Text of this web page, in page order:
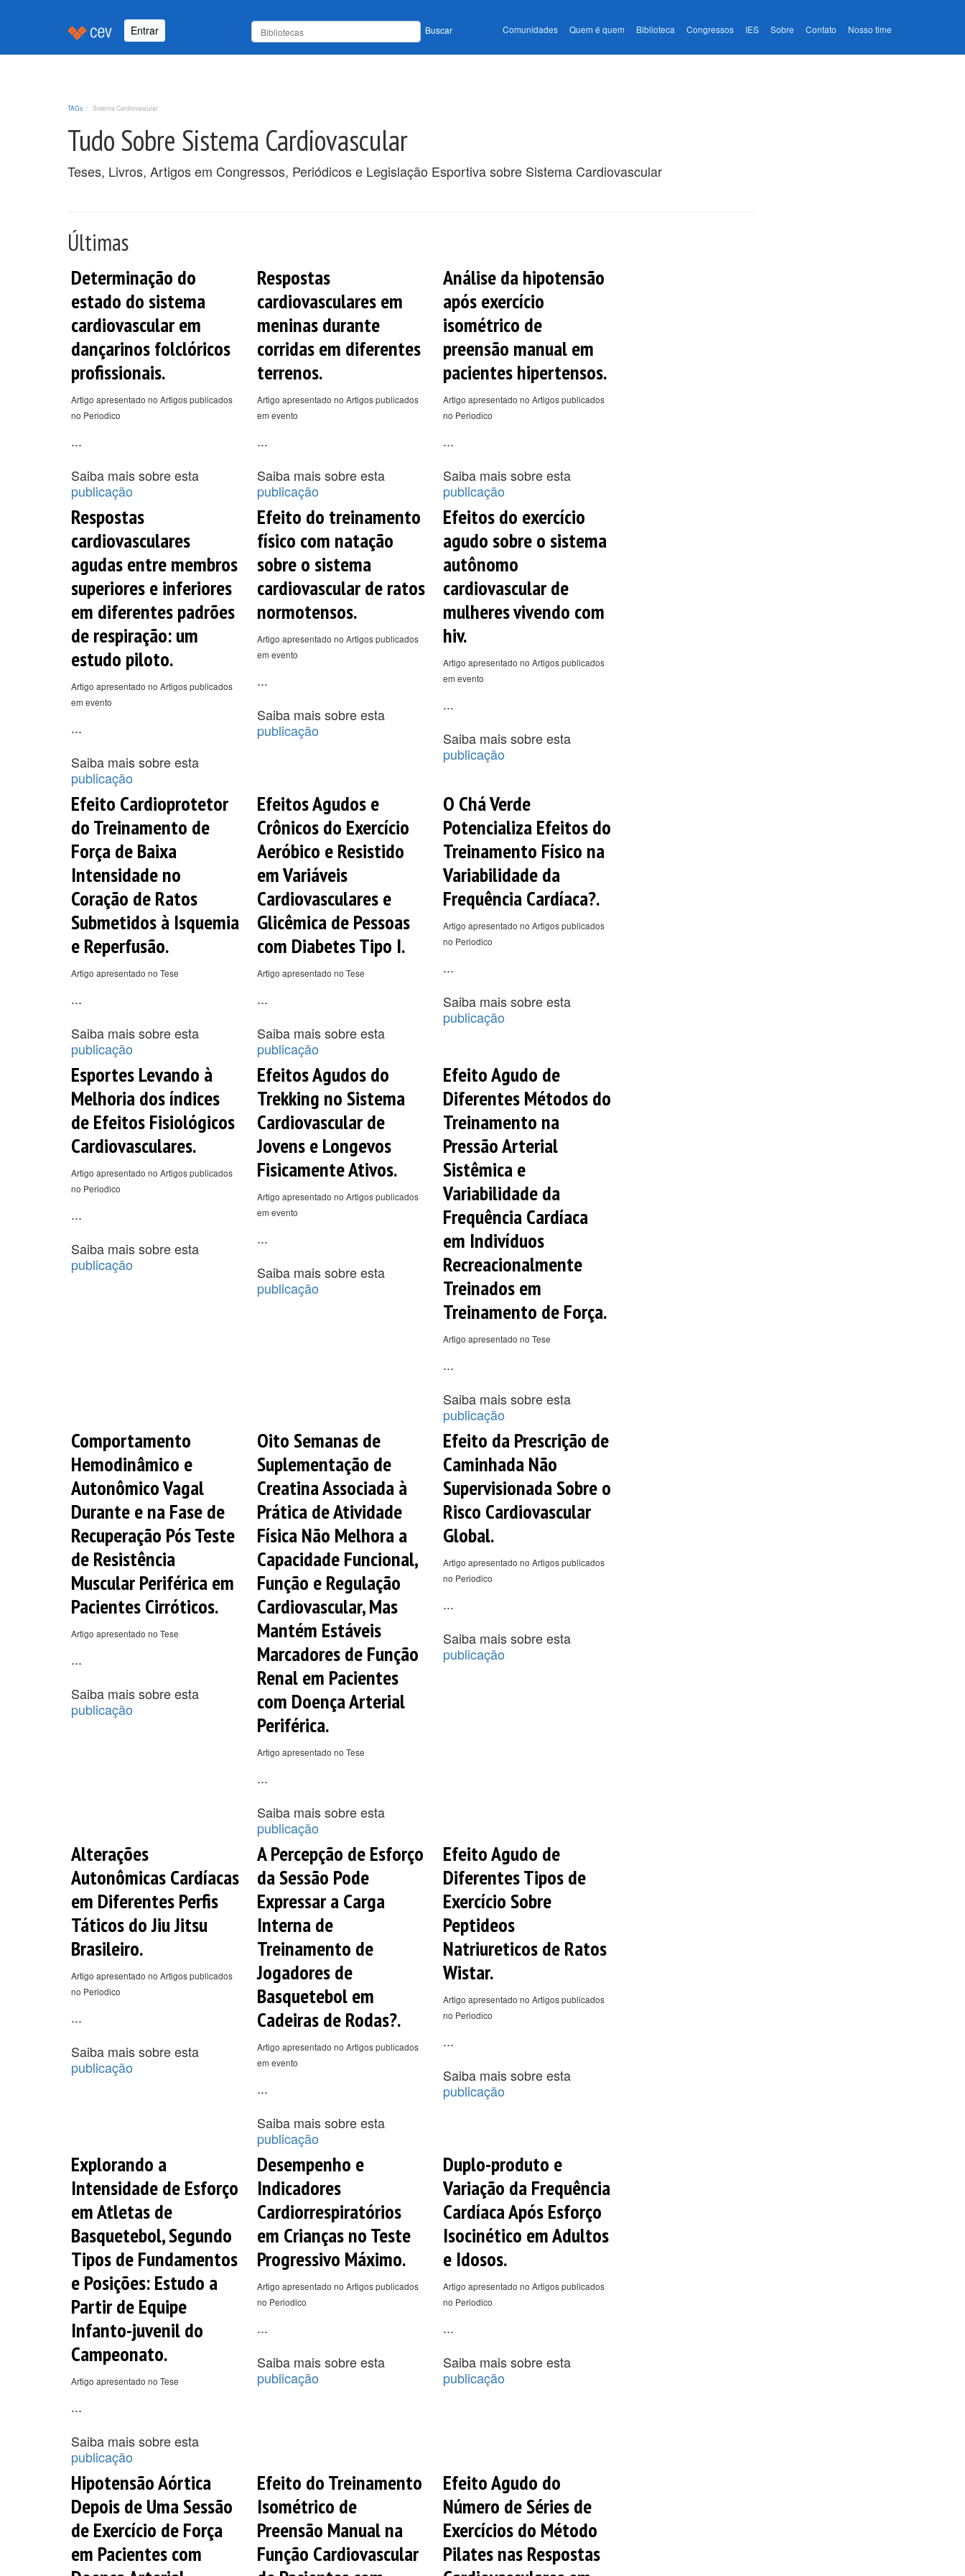
Entrar Buscar Comunidades Quem é quem Biblioteca Congressos IES Sobre Contato Nosso time
TAGs Sistema Cardiovascular
Tudo Sobre Sistema Cardiovascular
Teses, Livros, Artigos em Congressos, Periódicos e Legislação Esportiva sobre Sistema Cardiovascular
Últimas
Determinação do
estado do sistema
cardiovascular em
dançarinos folclóricos
profissionais.
Artigo apresentado no Artigos publicados
no Periodico
...
Saiba mais sobre esta
publicação
Respostas
cardiovasculares em
meninas durante
corridas em diferentes
terrenos.
Artigo apresentado no Artigos publicados
em evento
...
Saiba mais sobre esta
publicação
Análise da hipotensão
após exercício
isométrico de
preensão manual em
pacientes hipertensos.
Artigo apresentado no Artigos publicados
no Periodico
...
Saiba mais sobre esta
publicação
Respostas
cardiovasculares
agudas entre membros
superiores e inferiores
em diferentes padrões
de respiração: um
estudo piloto.
Artigo apresentado no Artigos publicados
em evento
...
Saiba mais sobre esta
publicação
Efeito do treinamento
físico com natação
sobre o sistema
cardiovascular de ratos
normotensos.
Artigo apresentado no Artigos publicados
em evento
...
Saiba mais sobre esta
publicação
Efeitos do exercício
agudo sobre o sistema
autônomo
cardiovascular de
mulheres vivendo com
hiv.
Artigo apresentado no Artigos publicados
em evento
...
Saiba mais sobre esta
publicação
Efeito Cardioprotetor
do Treinamento de
Força de Baixa
Intensidade no
Coração de Ratos
Submetidos à Isquemia
e Reperfusão.
Artigo apresentado no Tese
...
Saiba mais sobre esta
publicação
Efeitos Agudos e
Crônicos do Exercício
Aeróbico e Resistido
em Variáveis
Cardiovasculares e
Glicêmica de Pessoas
com Diabetes Tipo I.
Artigo apresentado no Tese
...
Saiba mais sobre esta
publicação
O Chá Verde
Potencializa Efeitos do
Treinamento Físico na
Variabilidade da
Frequência Cardíaca?.
Artigo apresentado no Artigos publicados
no Periodico
...
Saiba mais sobre esta
publicação
Esportes Levando à
Melhoria dos índices
de Efeitos Fisiológicos
Cardiovasculares.
Artigo apresentado no Artigos publicados
no Periodico
...
Saiba mais sobre esta
publicação
Efeitos Agudos do
Trekking no Sistema
Cardiovascular de
Jovens e Longevos
Fisicamente Ativos.
Artigo apresentado no Artigos publicados
em evento
...
Saiba mais sobre esta
publicação
Efeito Agudo de
Diferentes Métodos do
Treinamento na
Pressão Arterial
Sistêmica e
Variabilidade da
Frequência Cardíaca
em Indivíduos
Recreacionalmente
Treinados em
Treinamento de Força.
Artigo apresentado no Tese
...
Saiba mais sobre esta
publicação
Comportamento
Hemodinâmico e
Autonômico Vagal
Durante e na Fase de
Recuperação Pós Teste
de Resistência
Muscular Periférica em
Pacientes Cirróticos.
Artigo apresentado no Tese
...
Saiba mais sobre esta
publicação
Oito Semanas de
Suplementação de
Creatina Associada à
Prática de Atividade
Física Não Melhora a
Capacidade Funcional,
Função e Regulação
Cardiovascular, Mas
Mantém Estáveis
Marcadores de Função
Renal em Pacientes
com Doença Arterial
Periférica.
Artigo apresentado no Tese
...
Saiba mais sobre esta
publicação
Efeito da Prescrição de
Caminhada Não
Supervisionada Sobre o
Risco Cardiovascular
Global.
Artigo apresentado no Artigos publicados
no Periodico
...
Saiba mais sobre esta
publicação
Alterações
Autonômicas Cardíacas
em Diferentes Perfis
Táticos do Jiu Jitsu
Brasileiro.
Artigo apresentado no Artigos publicados
no Periodico
...
Saiba mais sobre esta
publicação
A Percepção de Esforço
da Sessão Pode
Expressar a Carga
Interna de
Treinamento de
Jogadores de
Basquetebol em
Cadeiras de Rodas?.
Artigo apresentado no Artigos publicados
em evento
...
Saiba mais sobre esta
publicação
Efeito Agudo de
Diferentes Tipos de
Exercício Sobre
Peptideos
Natriureticos de Ratos
Wistar.
Artigo apresentado no Artigos publicados
no Periodico
...
Saiba mais sobre esta
publicação
Explorando a
Intensidade de Esforço
em Atletas de
Basquetebol, Segundo
Tipos de Fundamentos
e Posições: Estudo a
Partir de Equipe
Infanto-juvenil do
Campeonato.
Artigo apresentado no Tese
...
Saiba mais sobre esta
publicação
Desempenho e
Indicadores
Cardiorrespiratórios
em Crianças no Teste
Progressivo Máximo.
Artigo apresentado no Artigos publicados
no Periodico
...
Saiba mais sobre esta
publicação
Duplo-produto e
Variação da Frequência
Cardíaca Após Esforço
Isocinético em Adultos
e Idosos.
Artigo apresentado no Artigos publicados
no Periodico
...
Saiba mais sobre esta
publicação
Hipotensão Aórtica
Depois de Uma Sessão
de Exercício de Força
em Pacientes com
Efeito do Treinamento
Isométrico de
Preensão Manual na
Função Cardiovascular
Efeito Agudo do
Número de Séries de
Exercícios do Método
Pilates nas Respostas